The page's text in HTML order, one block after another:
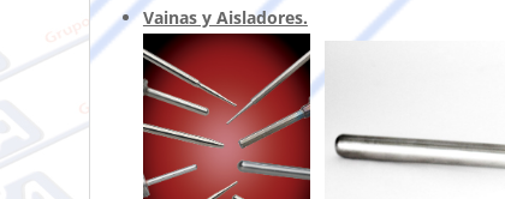
Vainas y Aisladores.